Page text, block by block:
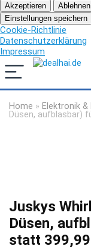
Akzeptieren Ablehnen
Einstellungen speichern
Cookie-Richtlinie
Datenschutzerklärung
Impressum
Home » Elektronik &
Düsen, aufblasbar)
Juskys
Düsen,
statt